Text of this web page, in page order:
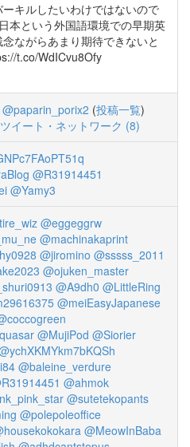
キルしたいわけではないので
本という外国語環境での早期英
ながらあまり期待できないと
t.co/WdICvu8Ofy
@paparin_porix2 (投稿一覧)
イート・ネットワーク (8)
@R31914451
@Yamy3
@eggeggrw
@machinakaprint
@jiromino @sssss_2011
@ojuken_master
@A9dh0 @LittleRing
@meiEasyJapanese
@MujiPod @Siorier
@baleine_verdure
@ahmok
@sutetekopants
@polepoleoffice
@MeowInBaba